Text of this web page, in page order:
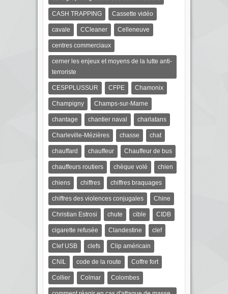
CASH TRAPPING Cassette vidéo
cavale CCleaner Celleneuve
centres commerciaux
cerner les enjeux et moyens de la lutte anti-
terroriste
CESPPLUSSUR CFPE Chamonix
Champigny Champs-sur-Marne
chantage chantier naval charlatans
Charleville-Mézières chasse chat
chauffard chauffeur Chauffeur de bus
chauffeurs routiers chèque volé chien
chiens chiffres chiffres braquages
chiffres des violences conjugales Chine
Christian Estrosi chute cible CIDB
cigarette refusée Clandestine clef
Clef USB clefs Clip américain
CNIL code de la route Coffre fort
Collier Colmar Colombes